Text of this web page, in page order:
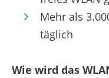
Mehr als
täglich
Wie wird das